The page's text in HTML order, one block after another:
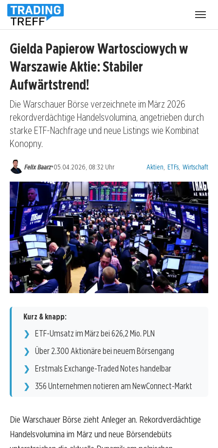
Gielda Papierow Wartosciowych w
Warszawie Aktie: Stabiler
Aufwärtstrend!
Die Warschauer Börse verzeichnete im März 2026
rekordverdächtige Handelsvolumina, angetrieben durch
starke ETF-Nachfrage und neue Listings wie Kombinat
Konopny.
Felix Baarz•05.04.2026, 08:32 Uhr Kategorien:
Aktien ETFs Wirtschaft
Kurz & knapp:
ETF-Umsatz im März bei 626,2 Mio. PLN
Über 2.300 Aktionäre bei neuem Börsengang
Erstmals Exchange-Traded Notes handelbar
356 Unternehmen notieren am NewConnect-Markt
Die Warschauer Börse zieht Anleger an. Rekordverdächtige
Handelsvolumina im März und neue Börsendebüts